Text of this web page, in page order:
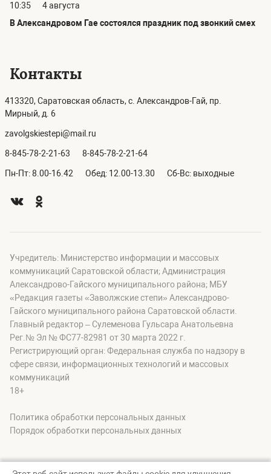
10:35
4 августа
В Александровом Гае состоялся праздник под звонкий смех
Контакты
413320, Саратовская область, с. Александров-Гай, пр.
Мирный, д. 6
zavolgskiestepi@mail.ru
8-845-78-2-21-63 8-845-78-2-21-64
Пн-Пт: 8.00-16.42 Обед: 12.00-13.30 Сб-Вс: выходные
Учредитель: Министерство информации и массовых
коммуникаций Саратовской области; Администрация
Александрово-Гайского муниципального района; МБУ
«Редакция газеты «Заволжские степи» Александрово-
Гайского муниципального района Саратовской области.
Главный редактор – Сулеменова Гульсара Анатольевна
Рег.№ Эл № ФС77-82981 от 30 марта 2022 г.
Регистрирующий орган: Федеральная служба по надзору в
сфере связи, информационных технологий и массовых
коммуникаций
18+
Политика обработки персональных данных
Порядок обработки персональных данных